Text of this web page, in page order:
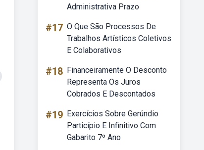
Administrativa Prazo
#17 O Que São Processos De
Trabalhos Artísticos Coletivos
E Colaborativos
#18 Financeiramente O Desconto
Representa Os Juros
Cobrados E Descontados
#19 Exercícios Sobre Gerúndio
Particípio E Infinitivo Com
Gabarito 7º Ano